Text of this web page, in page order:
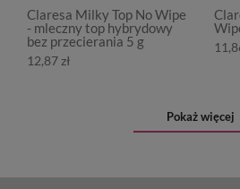
Claresa Milky Top No Wipe
- mleczny top hybrydowy
bez przecierania 5 g
12,87 zł
Pokaż więcej